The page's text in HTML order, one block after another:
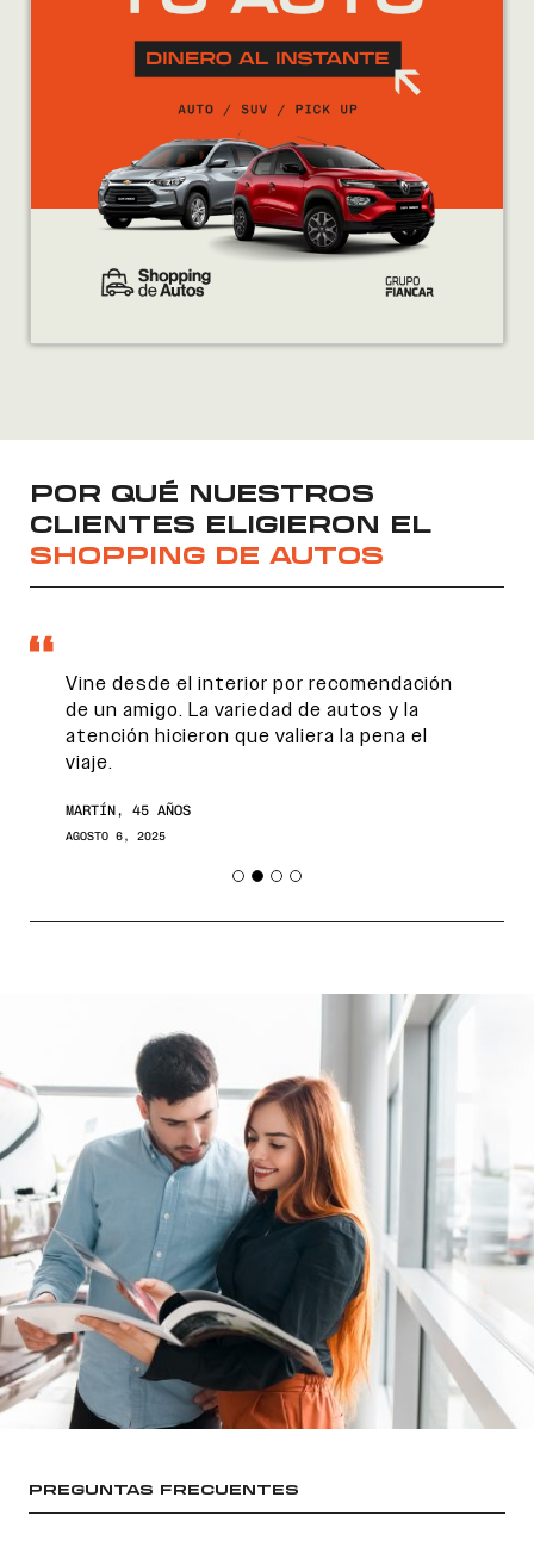
POR QUÉ NUESTROS
CLIENTES ELIGIERON EL
SHOPPING DE AUTOS
Vine desde el interior por recomendación
de un amigo. La variedad de autos y la
atención hicieron que valiera la pena el
viaje.
MARTÍN, 45 AÑOS
AGOSTO 6, 2025
PREGUNTAS FRECUENTES